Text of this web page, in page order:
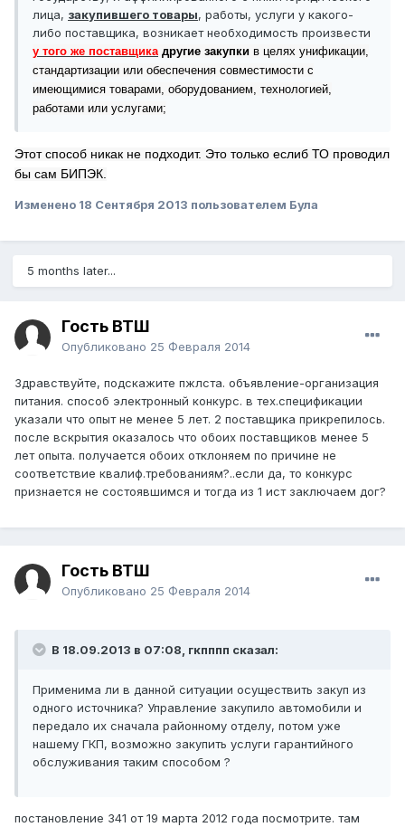
лица, закупившего товары, работы, услуги у какого-
либо поставщика, возникает необходимость произвести
у того же поставщика другие закупки в целях унификации,
стандартизации или обеспечения совместимости с
имеющимися товарами, оборудованием, технологией,
работами или услугами;
Этот способ никак не подходит. Это только еслиб ТО проводил
бы сам БИПЭК.
Изменено 18 Сентября 2013 пользователем Була
5 months later...
Гость ВТШ
Опубликовано 25 Февраля 2014
Здравствуйте, подскажите пжлста. объявление-организация
питания. способ электронный конкурс. в тех.спецификации
указали что опыт не менее 5 лет. 2 поставщика прикрепилось.
после вскрытия оказалось что обоих поставщиков менее 5
лет опыта. получается обоих отклоняем по причине не
соответствие квалиф.требованиям?..если да, то конкурс
признается не состоявшимся и тогда из 1 ист заключаем дог?
Гость ВТШ
Опубликовано 25 Февраля 2014
В 18.09.2013 в 07:08, гкпппп сказал:
Применима ли в данной ситуации осуществить закуп из
одного источника? Управление закупило автомобили и
передало их сначала районному отделу, потом уже
нашему ГКП, возможно закупить услуги гарантийного
обслуживания таким способом ?
постановление 341 от 19 марта 2012 года посмотрите. там